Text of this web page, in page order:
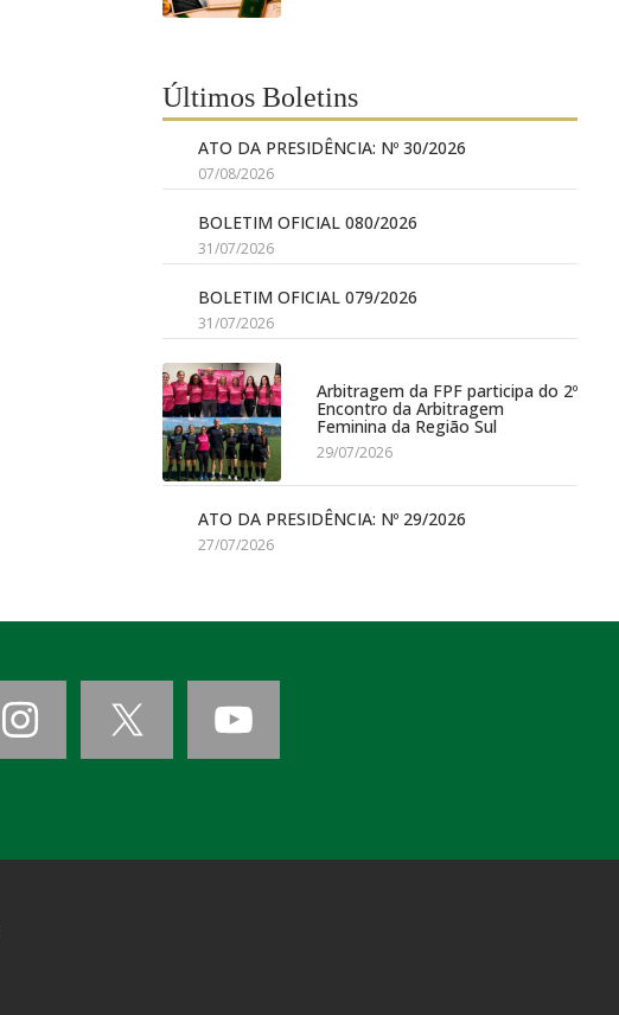
Últimos Boletins
ATO DA PRESIDÊNCIA: Nº 30/2026
07/08/2026
BOLETIM OFICIAL 080/2026
31/07/2026
BOLETIM OFICIAL 079/2026
31/07/2026
Arbitragem da FPF participa do 2º
Encontro da Arbitragem
Feminina da Região Sul
29/07/2026
ATO DA PRESIDÊNCIA: Nº 29/2026
27/07/2026